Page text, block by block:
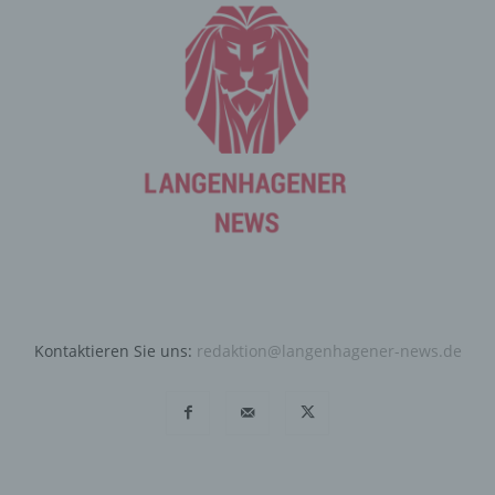
Kontaktieren Sie uns: redaktion@langenhagener-news.de
Datensicherheit in unserem Unternehmen zu erhöhen,
um letztlich ein optimales Schutzniveau für die von uns
verarbeiteten personenbezogenen Daten
sicherzustellen. Die anonymen Daten der Server-Logfiles
werden getrennt von allen durch eine betroffene Person
angegebenen personenbezogenen Daten gespeichert.
Registrierung auf unserer
registrieren. Welche personenbezogenen Daten dabei
an den für die Verarbeitung Verantwortlichen übermittelt
die für die Registrierung verwendet wird. Die von der